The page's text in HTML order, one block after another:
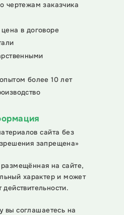
чертежам заказчика
в договоре
более 10 лет
сайта без
запрещена»
на сайте,
характер и может
действительности.
вы соглашаетесь на